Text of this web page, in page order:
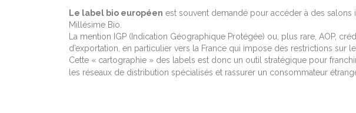
Le label bio européen est souvent demandé pour accéder à des salons
Millésime Bio.
La mention IGP (Indication Géographique Protégée) ou, plus rare, AOP,
d’exportation, en particulier vers la France qui impose des restrictions sur
Cette « cartographie » des labels est donc un outil stratégique pour
les réseaux de distribution spécialisés et rassurer un consommateur